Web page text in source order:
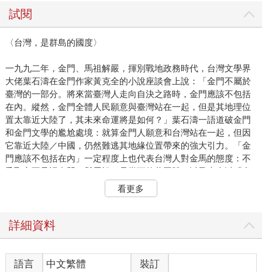
試閱
〈台灣，是群島的國度〉
一九九二年，金門、馬祖解嚴，揮別戰地政務時代，台灣文學界
大佬葉石濤在金門作家黃克全的小說座談會上說：「金門不屬於
臺灣的一部分。將來當臺灣人走向自決之路時，金門應該不包括
在內。縱然，金門全體人民願意與臺灣站在一起，但是其地理位
置太靠近大陸了，其未來命運將是如何？」葉石濤一語道破金門
和金門文學的尷尬處境：就算金門人願意和台灣站在一起，但因
它靠近大陸／中國，仍然難逃其地緣位置帶來的強大引力。「金
門應該不包括在內」一定程度上也代表台灣人對金馬的態度：不
爭取亦不承認金門（與馬祖）是當下的共同體，以及未來以「台
灣為主體的新國家」的一部分。
終於回過頭來探問「離島問題」，二〇二一年台灣文學學會年度
金門、澎湖、馬祖乃至其他離島的「台灣大文學史」？學界開始
看更多
詳細資料
語言 中文繁體 裝訂